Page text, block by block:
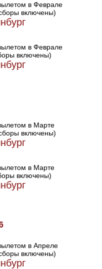
в Феврале
включены)
в Феврале
включены)
в Марте
включены)
в Марте
включены)
в Апреле
включены)